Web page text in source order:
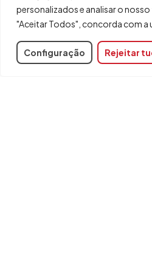
personalizados e analisar o
"Aceitar Todos", concorda com a
Configuração Rejeitar